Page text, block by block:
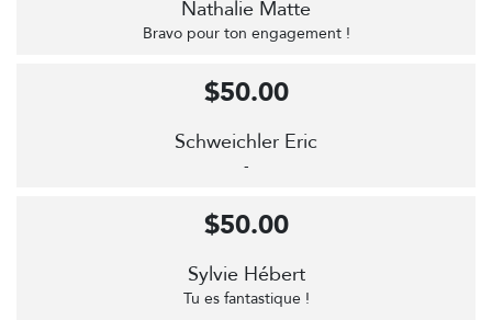
Nathalie Matte
Bravo pour ton engagement !
Schweichler Eric
-
$50.00
Sylvie Hébert
Tu es fantastique !
$50.00